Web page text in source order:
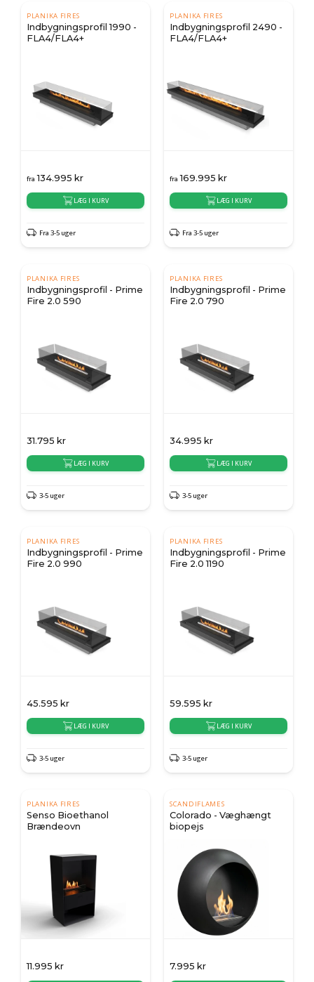
PLANIKA FIRES
Indbygningsprofil 1990 -
FLA4/FLA4+
fra 134.995 kr
LÆG I KURV
Fra 3-5 uger
PLANIKA FIRES
Indbygningsprofil 2490 -
FLA4/FLA4+
fra 169.995 kr
LÆG I KURV
Fra 3-5 uger
PLANIKA FIRES
Indbygningsprofil - Prime
Fire 2.0 590
31.795 kr
LÆG I KURV
3-5 uger
PLANIKA FIRES
Indbygningsprofil - Prime
Fire 2.0 790
34.995 kr
LÆG I KURV
3-5 uger
PLANIKA FIRES
Indbygningsprofil - Prime
Fire 2.0 990
45.595 kr
LÆG I KURV
3-5 uger
PLANIKA FIRES
Indbygningsprofil - Prime
Fire 2.0 1190
59.595 kr
LÆG I KURV
3-5 uger
PLANIKA FIRES
Senso Bioethanol
Brændeovn
11.995 kr
SCANDIFLAMES
Colorado - Væghængt
biopejs
7.995 kr